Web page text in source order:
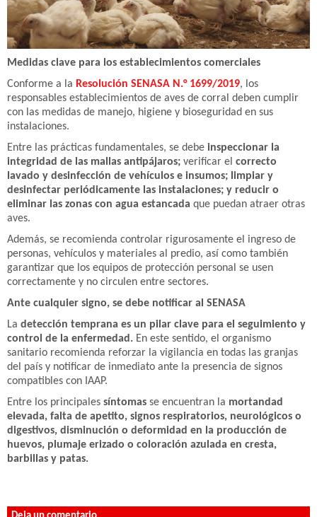
Medidas clave para los establecimientos comerciales
Conforme a la Resolución SENASA N.° 1699/2019, los
responsables establecimientos de aves de corral deben cumplir
con las medidas de manejo, higiene y bioseguridad en sus
instalaciones.
Entre las prácticas fundamentales, se debe inspeccionar la
integridad de las mallas antipájaros; verificar el correcto
lavado y desinfección de vehículos e insumos; limpiar y
desinfectar periódicamente las instalaciones; y reducir o
eliminar las zonas con agua estancada que puedan atraer otras
aves.
Además, se recomienda controlar rigurosamente el ingreso de
personas, vehículos y materiales al predio, así como también
garantizar que los equipos de protección personal se usen
correctamente y no circulen entre sectores.
Ante cualquier signo, se debe notificar al SENASA
La detección temprana es un pilar clave para el seguimiento y
control de la enfermedad. En este sentido, el organismo
sanitario recomienda reforzar la vigilancia en todas las granjas
del país y notificar de inmediato ante la presencia de signos
compatibles con IAAP.
Entre los principales síntomas se encuentran la mortandad
elevada, falta de apetito, signos respiratorios, neurológicos o
digestivos, disminución o deformidad en la producción de
huevos, plumaje erizado o coloración azulada en cresta,
barbillas y patas.